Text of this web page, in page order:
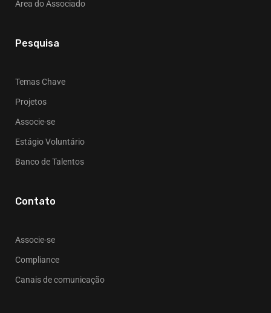
Área do Associado
Pesquisa
Temas Chave
Projetos
Associe-se
Estágio Voluntário
Banco de Talentos
Contato
Associe-se
Compliance
Canais de comunicação